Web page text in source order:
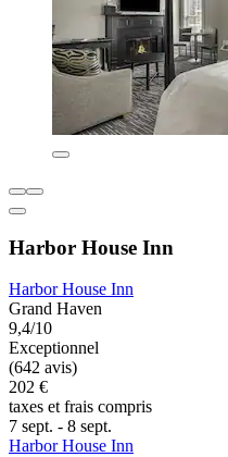
Harbor House Inn
Harbor House Inn
Grand Haven
9,4/10
Exceptionnel
(642 avis)
202 €
taxes et frais compris
7 sept. - 8 sept.
Harbor House Inn